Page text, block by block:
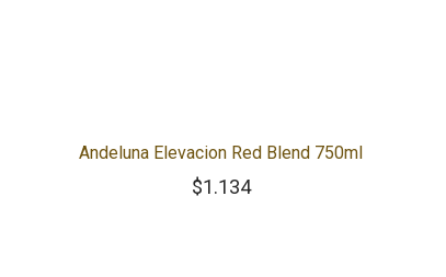
Andeluna Elevacion Red Blend 750ml
$1.134